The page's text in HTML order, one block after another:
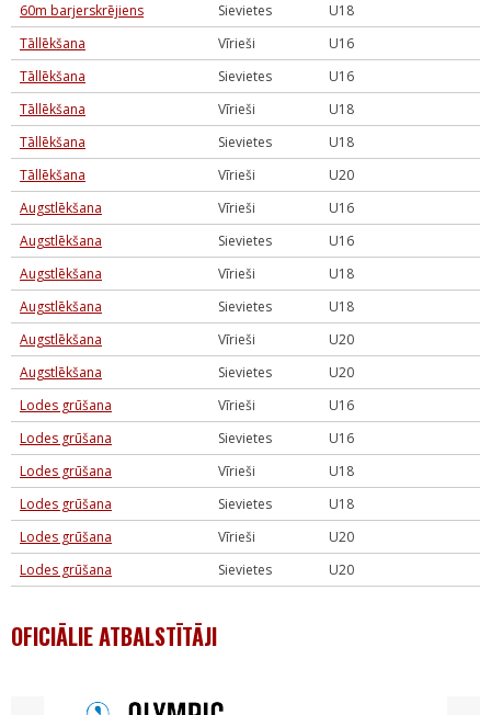
60m barjerskrējiens
Sievietes
U18
Tāllēkšana
Vīrieši
U16
Tāllēkšana
Sievietes
U16
Tāllēkšana
Vīrieši
U18
Tāllēkšana
Sievietes
U18
Tāllēkšana
Vīrieši
U20
Augstlēkšana
Vīrieši
U16
Augstlēkšana
Sievietes
U16
Augstlēkšana
Vīrieši
U18
Augstlēkšana
Sievietes
U18
Augstlēkšana
Vīrieši
U20
Augstlēkšana
Sievietes
U20
Lodes grūšana
Vīrieši
U16
Lodes grūšana
Sievietes
U16
Lodes grūšana
Vīrieši
U18
Lodes grūšana
Sievietes
U18
Lodes grūšana
Vīrieši
U20
Lodes grūšana
Sievietes U20
OFICIĀLIE ATBALSTĪTĀJI